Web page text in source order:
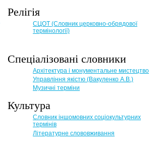
Релігія
СЦОТ (Словник церковно-обрядової
термінології)
Спеціалізовані словники
Архітектура і монументальне мистецтво
Управління якістю (Вакуленко А.В.)
Музичні терміни
Культура
Словник іншомовних соціокультурних
термінів
Літературне слововживання